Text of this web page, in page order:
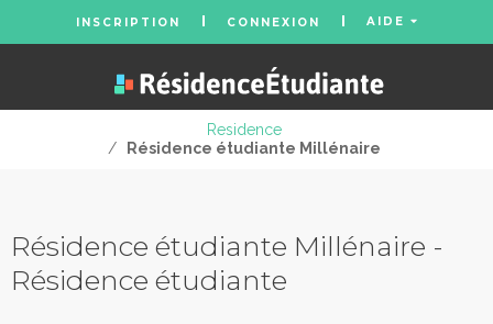
INSCRIPTION CONNEXION AIDE
Residence
/
Résidence étudiante Millénaire
Résidence étudiante Millénaire -
Résidence étudiante